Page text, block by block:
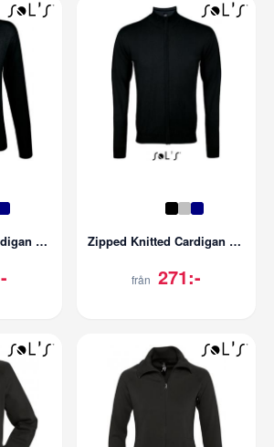
Zipped Knitted Cardigan Gordon Women Zipped Knitted Cardigan Gordon Men
från 271:-